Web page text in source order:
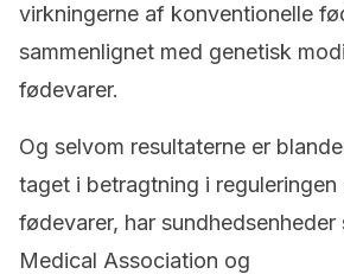
virkningerne af konventionelle
sammenlignet med genetisk
fødevarer.
Og selvom resultaterne er
taget i betragtning i reguleringen
fødevarer, har sundhedsenheder
Medical Association og